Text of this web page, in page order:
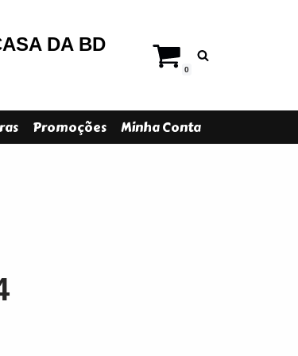
DA BD
0
Promoções Minha Conta